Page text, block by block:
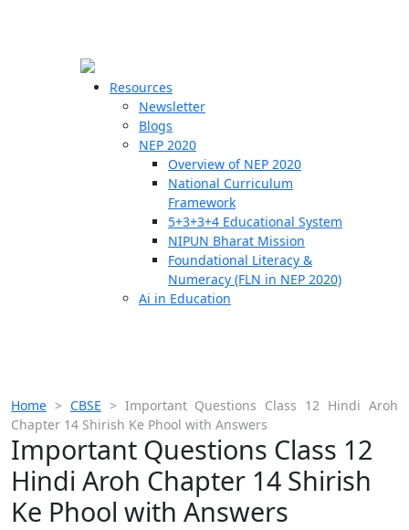
Resources
Newsletter
Blogs
NEP 2020
Overview of NEP 2020
National Curriculum
Framework
5+3+3+4 Educational System
NIPUN Bharat Mission
Foundational Literacy &
Numeracy (FLN in NEP 2020)
Ai in Education
Home > CBSE > Important Questions Class 12 Hindi Aroh
Chapter 14 Shirish Ke Phool with Answers
Important Questions Class 12
Hindi Aroh Chapter 14 Shirish
Ke Phool with Answers